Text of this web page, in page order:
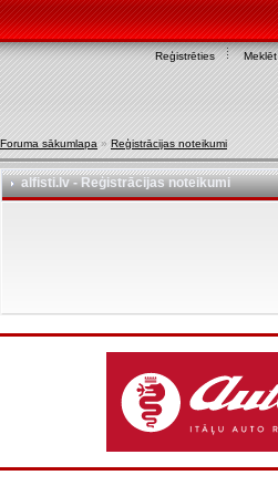
Reģistrēties Meklēt
Foruma sākumlapa » Reģistrācijas noteikumi
alfisti.lv - Reģistrācijas noteikumi